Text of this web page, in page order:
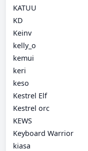
KATUU
KD
Keinv
kelly_o
kemui
keri
keso
Kestrel Elf
Kestrel orc
KEWS
Keyboard Warrior
kiasa